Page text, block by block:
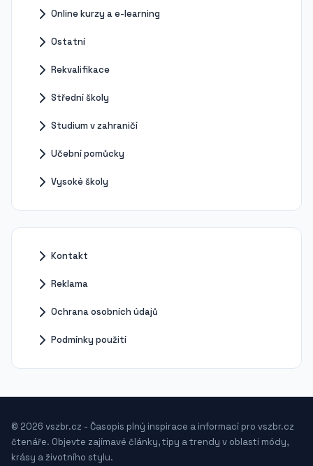
Online kurzy a e-learning
Ostatní
Rekvalifikace
Střední školy
Studium v zahraničí
Učební pomůcky
Vysoké školy
Kontakt
Reklama
Ochrana osobních údajů
Podmínky použití
© 2026 vszbr.cz - Časopis plný inspirace a informací pro vszbr.cz
čtenáře. Objevte zajímavé články, tipy a trendy v oblasti módy,
krásy a životního stylu.